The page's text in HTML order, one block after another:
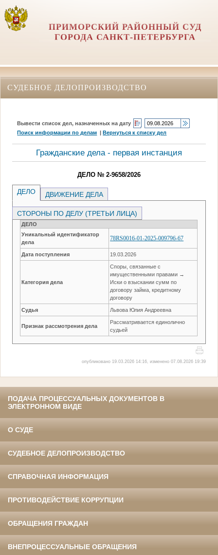
ПРИМОРСКИЙ РАЙОННЫЙ СУД
ГОРОДА САНКТ-ПЕТЕРБУРГА
СУДЕБНОЕ ДЕЛОПРОИЗВОДСТВО
Вывести список дел, назначенных на дату
Поиск информации по делам |Вернуться к списку дел
Гражданские дела - первая инстанция
ДЕЛО № 2-9658/2026
ДЕЛО ДВИЖЕНИЕ ДЕЛА
СТОРОНЫ ПО ДЕЛУ (ТРЕТЬИ ЛИЦА)
ДЕЛО
Уникальный идентификатор
дела
78RS0016-01-2025-009796-67
Дата поступления 19.03.2026
Категория дела
Споры, связанные с
имущественными правами →
Иски о взыскании сумм по
договору займа, кредитному
договору
Судья Львова Юлия Андреевна
Признак рассмотрения дела
Рассматривается единолично
судьей
опубликовано 19.03.2026 14:16, изменено 07.08.2026 19:39
ПОДАЧА ПРОЦЕССУАЛЬНЫХ ДОКУМЕНТОВ В
ЭЛЕКТРОННОМ ВИДЕ
О СУДЕ
СУДЕБНОЕ ДЕЛОПРОИЗВОДСТВО
СПРАВОЧНАЯ ИНФОРМАЦИЯ
ПРОТИВОДЕЙСТВИЕ КОРРУПЦИИ
ОБРАЩЕНИЯ ГРАЖДАН
ВНЕПРОЦЕССУАЛЬНЫЕ ОБРАЩЕНИЯ